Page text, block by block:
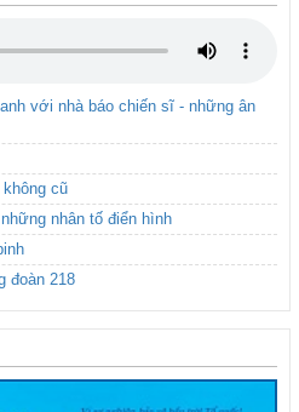
với nhà báo chiến sĩ - những ân
cũ
nhân tố điển hình
đoàn 218